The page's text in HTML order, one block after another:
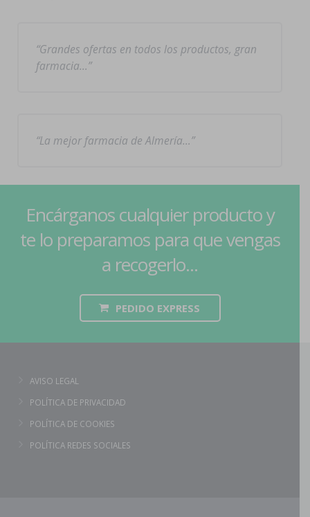
Grandes ofertas en todos los productos, gran
farmacia…
La mejor farmacia de Almería…
Encárganos cualquier producto y
te lo preparamos para que vengas
a recogerlo...
PEDIDO EXPRESS
AVISO LEGAL
POLÍTICA DE PRIVACIDAD
POLÍTICA DE COOKIES
POLÍTICA REDES SOCIALES